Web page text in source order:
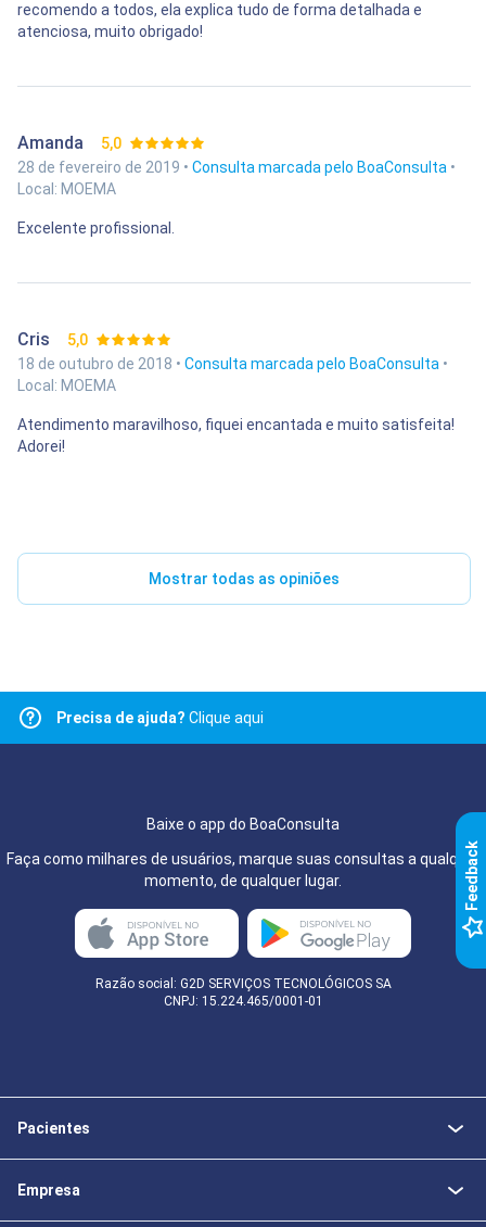
recomendo a todos, ela explica tudo de forma detalhada e
atenciosa, muito obrigado!
Amanda
5,0
28 de fevereiro de 2019 • Consulta marcada pelo BoaConsulta •
Local: MOEMA
Excelente profissional.
Cris
5,0
18 de outubro de 2018 • Consulta marcada pelo BoaConsulta •
Local: MOEMA
Atendimento maravilhoso, fiquei encantada e muito satisfeita!
Adorei!
Mostrar todas as opiniões
k
Precisa de ajuda? Clique aqui
Baixe o app do BoaConsulta
Faça como milhares de usuários, marque suas consultas a qualquer
momento, de qualquer lugar.
Razão social: G2D SERVIÇOS TECNOLÓGICOS SA
CNPJ: 15.224.465/0001-01
Pacientes
Empresa